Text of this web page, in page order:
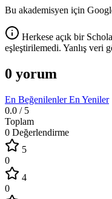
Bu akademisyen için
Herkese açık bir
eşleştirilemedi. Yanlış veri
0 yorum
En BeğenilenlerEn Yeniler
0.0 / 5
Toplam
0 Değerlendirme
5
0
4
0